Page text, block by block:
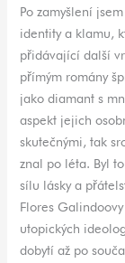
Po zamyšlení
identity a klamu,
přidávající další
přímým romány
jako diamant s
aspekt jejich
skutečnými, tak
znal po léta. Byl
sílu lásky a
Flores
utopických
dobytí až po